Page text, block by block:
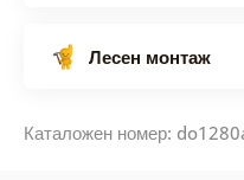
Лесен монтаж
Каталожен номер: